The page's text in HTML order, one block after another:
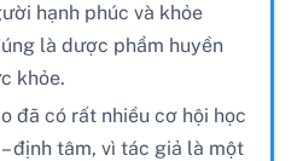
hạnh phúc và khỏe
là dược phẩm huyền
khỏe.
đã có rất nhiều cơ hội học
định tâm, vì tác giả là một